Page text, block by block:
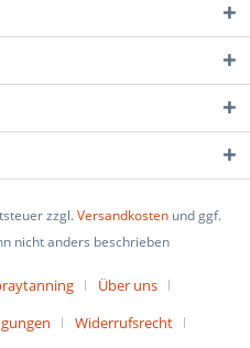
zzgl.Versandkosten und ggf.
nicht anders beschrieben
Über uns
Widerrufsrecht